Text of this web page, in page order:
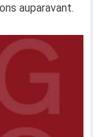
auparavant.